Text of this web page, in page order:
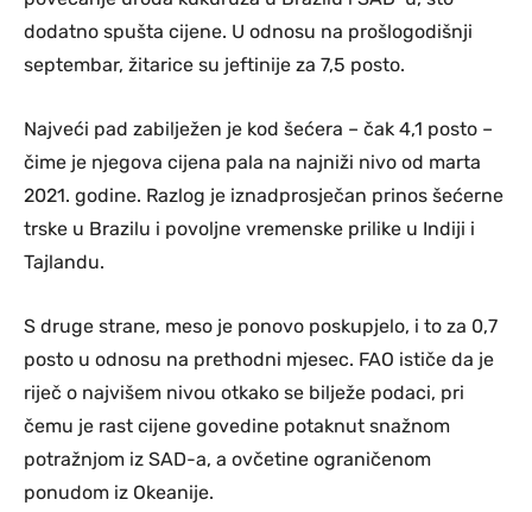
dodatno spušta cijene. U odnosu na prošlogodišnji
septembar, žitarice su jeftinije za 7,5 posto.
Najveći pad zabilježen je kod šećera – čak 4,1 posto –
čime je njegova cijena pala na najniži nivo od marta
2021. godine. Razlog je iznadprosječan prinos šećerne
trske u Brazilu i povoljne vremenske prilike u Indiji i
Tajlandu.
S druge strane, meso je ponovo poskupjelo, i to za 0,7
posto u odnosu na prethodni mjesec. FAO ističe da je
riječ o najvišem nivou otkako se bilježe podaci, pri
čemu je rast cijene govedine potaknut snažnom
potražnjom iz SAD-a, a ovčetine ograničenom
ponudom iz Okeanije.